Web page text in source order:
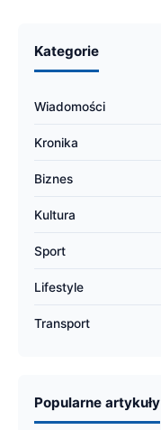
Kategorie
Wiadomości
Kronika
Biznes
Kultura
Sport
Lifestyle
Transport
Popularne artykuły